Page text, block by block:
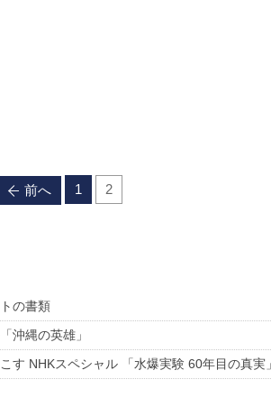
前へ 1 2
の書類
沖縄の英雄」
す NHKスペシャル 「水爆実験 60年目の真実」